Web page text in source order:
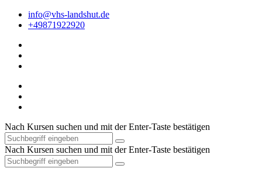
info@vhs-landshut.de
+49871922920
Nach Kursen suchen und mit der Enter-Taste bestätigen
Nach Kursen suchen und mit der Enter-Taste bestätigen